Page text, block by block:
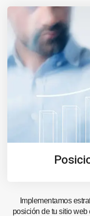
Implementamos
posición de tu sitio